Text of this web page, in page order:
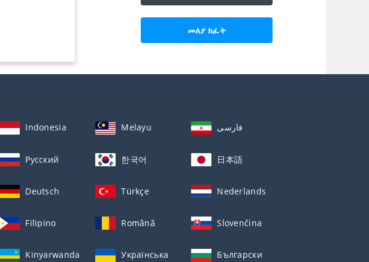
መለያ ክፈት
Indonesia Melayu فارسی
Русский 한국어 日本語
Deutsch Türkçe Nederlands
Filipino Română Slovenčina
Kinyarwanda Українська Български